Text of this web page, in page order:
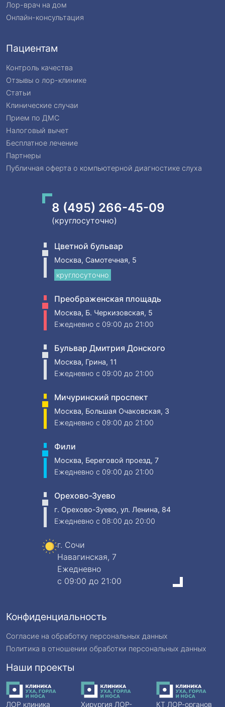
Лор-врач на дом
Онлайн-консультация
Пациентам
Контроль качества
Отзывы о лор-клинике
Статьи
Клинические случаи
Прием по ДМС
Налоговый вычет
Бесплатное лечение
Партнеры
Публичная оферта о компьютерной диагностике слуха
8 (495) 266-45-09
(круглосуточно)
Цветной бульвар
Москва, Самотечная, 5
круглосуточно
Преображенская площадь
Москва, Б. Черкизовская, 5
Ежедневно c 09:00 до 21:00
Бульвар Дмитрия Донского
Москва, Грина, 11
Ежедневно c 09:00 до 21:00
Мичуринский проспект
Москва, Большая Очаковская, 3
Ежедневно c 09:00 до 21:00
Фили
Москва, Береговой проезд, 7
Ежедневно c 09:00 до 21:00
Орехово-Зуево
г. Орехово-Зуево, ул. Ленина, 84
Ежедневно c 08:00 до 20:00
г. Сочи
Навагинская, 7
Ежедневно
c 09:00 до 21:00
Конфиденциальность
Согласие на обработку персональных данных
Политика в отношении обработки персональных данных
Наши проекты
ЛОР клиника Хирургия ЛОР- КТ ЛОР-органов